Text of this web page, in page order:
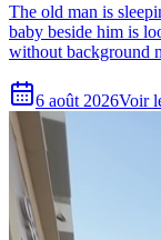
The old man is
baby beside him is
without background
6 août 2026Voir